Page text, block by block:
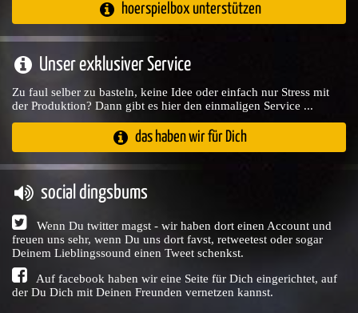
hoerspielbox unterstützen
Unser exklusiver Service
Zu faul selber zu basteln, keine Idee oder einfach nur Stress mit
der Produktion? Dann gibt es hier den einmaligen Service ...
das haben wir für Dich
social dingsbums
Wenn Du twitter magst - wir haben dort einen Account und
freuen uns sehr, wenn Du uns dort favst, retweetest oder sogar
Deinem Lieblingssound einen Tweet schenkst.
Auf facebook haben wir eine Seite für Dich eingerichtet, auf
der Du Dich mit Deinen Freunden vernetzen kannst.